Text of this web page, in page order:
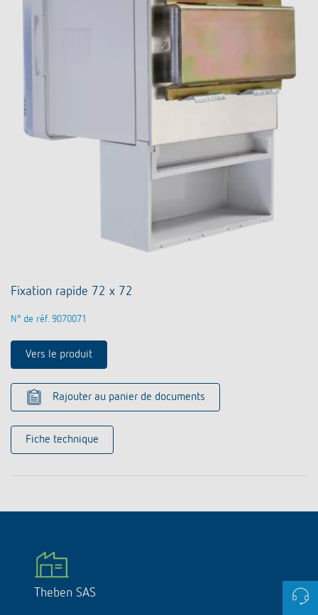
Fixation rapide 72 x 72
N° de réf. 9070071
Vers le produit
Rajouter au panier de documents
Fiche technique
Theben SAS